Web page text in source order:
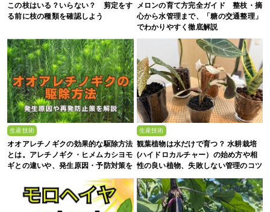
この枝はいる？いらない？ 剪定をす
る前に枝の種類を確認しよう
メロンの育て方完全ガイド 整枝・摘
心から水管理まで、「糖の交通整理」
でわかりやすく徹底解説
生産技術
オオアレチノギクの効果的な駆除方法
とは。アレチノギク・ヒメムカシヨモ
ギとの違いや、発生原因・予防対策を
生産技術
観葉植物は水だけで育つ？ 水耕栽培
(ハイドロカルチャー）の始め方や相
性の良い植物、失敗しない管理のコツ